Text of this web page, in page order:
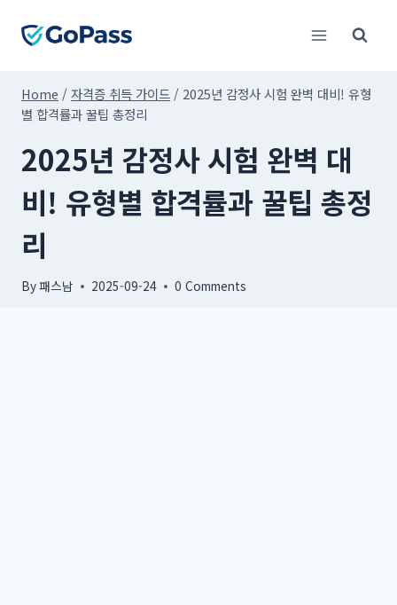
Home /자격증 취득 가이드/ 2025년 감정사 시험 완벽 대비! 유형
별 합격률과 꿀팁 총정리
2025년 감정사 시험 완벽 대
비! 유형별 합격률과 꿀팁 총정
리
By패스남 2025-09-24 0 Comments